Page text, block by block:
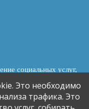
социальных услуг,
социального
о сотрудничестве,
Это необходимо
трафика. Это